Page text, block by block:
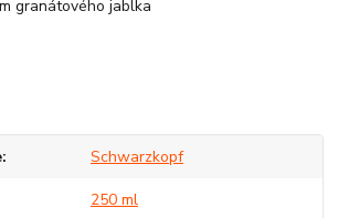
granátového jablka
Schwarzkopf
250 ml